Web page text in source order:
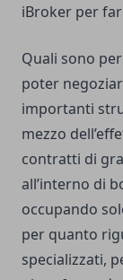
iBroker per
Quali sono
poter
importanti
mezzo
contratti di
all’interno di
occupando
per quanto
specializzati,